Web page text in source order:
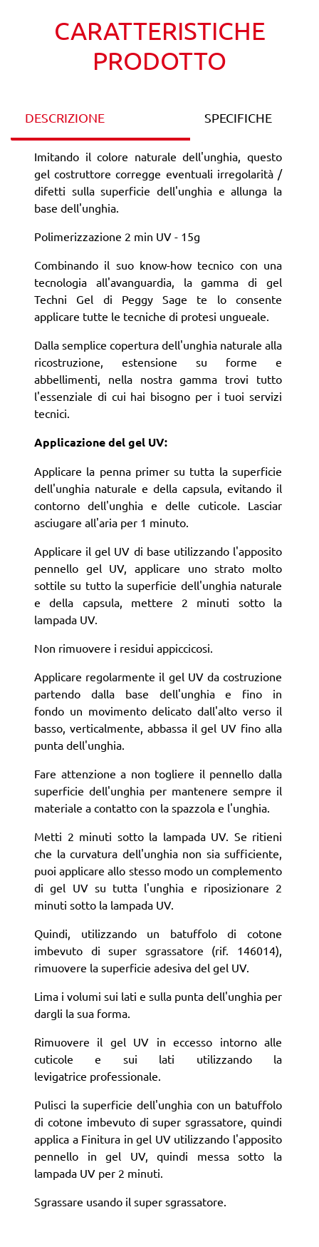
CARATTERISTICHE
PRODOTTO
DESCRIZIONE SPECIFICHE
Imitando il colore naturale dell'unghia, questo
gel costruttore corregge eventuali irregolarità /
difetti sulla superficie dell'unghia e allunga la
base dell'unghia.
Polimerizzazione 2 min UV - 15g
Combinando il suo know-how tecnico con una
tecnologia all'avanguardia, la gamma di gel
Techni Gel di Peggy Sage te lo consente
applicare tutte le tecniche di protesi ungueale.
Dalla semplice copertura dell'unghia naturale alla
ricostruzione, estensione su forme e
abbellimenti, nella nostra gamma trovi tutto
l'essenziale di cui hai bisogno per i tuoi servizi
tecnici.
Applicazione del gel UV:
Applicare la penna primer su tutta la superficie
dell'unghia naturale e della capsula, evitando il
contorno dell'unghia e delle cuticole. Lasciar
asciugare all'aria per 1 minuto.
Applicare il gel UV di base utilizzando l'apposito
pennello gel UV, applicare uno strato molto
sottile su tutto la superficie dell'unghia naturale
e della capsula, mettere 2 minuti sotto la
lampada UV.
Non rimuovere i residui appiccicosi.
Applicare regolarmente il gel UV da costruzione
partendo dalla base dell'unghia e fino in
fondo un movimento delicato dall'alto verso il
basso, verticalmente, abbassa il gel UV fino alla
punta dell'unghia.
Fare attenzione a non togliere il pennello dalla
superficie dell'unghia per mantenere sempre il
materiale a contatto con la spazzola e l'unghia.
Metti 2 minuti sotto la lampada UV. Se ritieni
che la curvatura dell'unghia non sia sufficiente,
puoi applicare allo stesso modo un complemento
di gel UV su tutta l'unghia e riposizionare 2
minuti sotto la lampada UV.
Quindi, utilizzando un batuffolo di cotone
imbevuto di super sgrassatore (rif. 146014),
rimuovere la superficie adesiva del gel UV.
Lima i volumi sui lati e sulla punta dell'unghia per
dargli la sua forma.
Rimuovere il gel UV in eccesso intorno alle
cuticole e sui lati utilizzando la
levigatrice professionale.
Pulisci la superficie dell'unghia con un batuffolo
di cotone imbevuto di super sgrassatore, quindi
applica a Finitura in gel UV utilizzando l'apposito
pennello in gel UV, quindi messa sotto la
lampada UV per 2 minuti.
Sgrassare usando il super sgrassatore.